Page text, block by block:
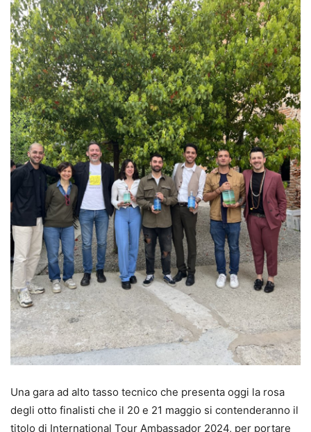
Una gara ad alto tasso tecnico che presenta oggi la rosa
degli otto finalisti che il 20 e 21 maggio si contenderanno il
titolo di International Tour Ambassador 2024, per portare